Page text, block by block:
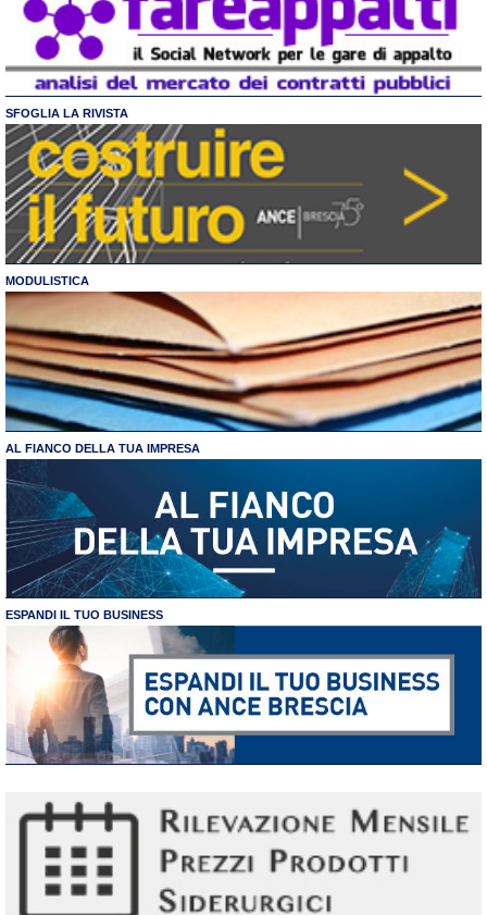
SFOGLIA LA RIVISTA
MODULISTICA
AL FIANCO DELLA TUA IMPRESA
ESPANDI IL TUO BUSINESS